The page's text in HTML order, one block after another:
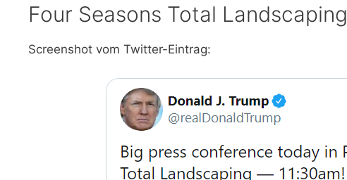
Four Seasons Total Landscaping
Screenshot vom Twitter-Eintrag: